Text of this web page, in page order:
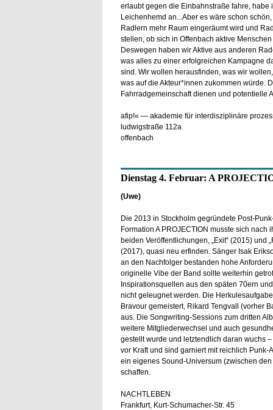
erlaubt gegen die Einbahnstraße fahre, habe
Leichenhemd an...Aber es wäre schon
Radlern mehr Raum eingeräumt wird und
stellen, ob sich in Offenbach aktive
Deswegen haben wir Aktive aus anderen
was alles zu einer erfolgreichen Kampagne
sind. Wir wollen herausfinden, was wir
was auf die Akteur*innen zukommen würde.
Fahrradgemeinschaft dienen und potentielle
afip!« — akademie für interdisziplinäre
ludwigstraße 112a
offenbach
Dienstag 4. Februar: A
(Uwe)
Die 2013 in Stockholm gegründete Post-
Formation A PROJECTION musste sich nach
beiden Veröffentlichungen, „Exit“ (2015) und
(2017), quasi neu erfinden. Sänger Isak
an den Nachfolger bestanden hohe
originelle Vibe der Band sollte weiterhin
Inspirationsquellen aus den späten 70ern
nicht geleugnet werden. Die
Bravour gemeistert, Rikard Tengvall (vorher
aus. Die Songwriting-Sessions zum dritten
weitere Mitgliederwechsel und auch
gestellt wurde und letztendlich daran wuchs
vor Kraft und sind garniert mit reichlich
ein eigenes Sound-Universum (zwischen
schaffen.
NACHTLEBEN
Frankfurt, Kurt-Schumacher-Str. 45